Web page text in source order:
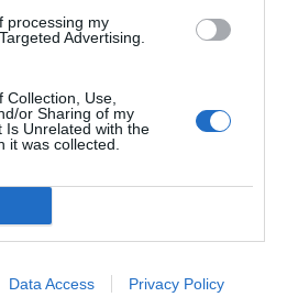
processing my
Advertising.
Use,
or Sharing of my
Is Unrelated with the
it was collected.
Data Access Privacy Policy
venta online de medicamentos
Isabel Marín Moral 28/07/2026
de comunicaciones para el
Congreso Nacional
de Oviedo